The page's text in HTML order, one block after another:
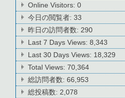
Online Visitors:0
今日の閲覧者:33
昨日の訪問者数: 290
Last 7 Days Views:8,343
Last 30 Days Views: 18,329
Total Views:70,364
総訪問者数:66,953
総投稿数: 2,078